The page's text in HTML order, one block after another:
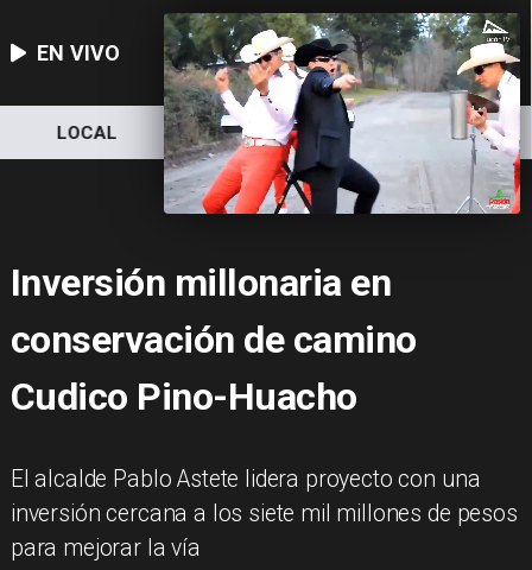
EN VIVO
LOCAL NACIONAL DEPORTES
Inversión millonaria en
conservación de camino
Cudico Pino-Huacho
El alcalde Pablo Astete lidera proyecto con una
inversión cercana a los siete mil millones de pesos
para mejorar la vía